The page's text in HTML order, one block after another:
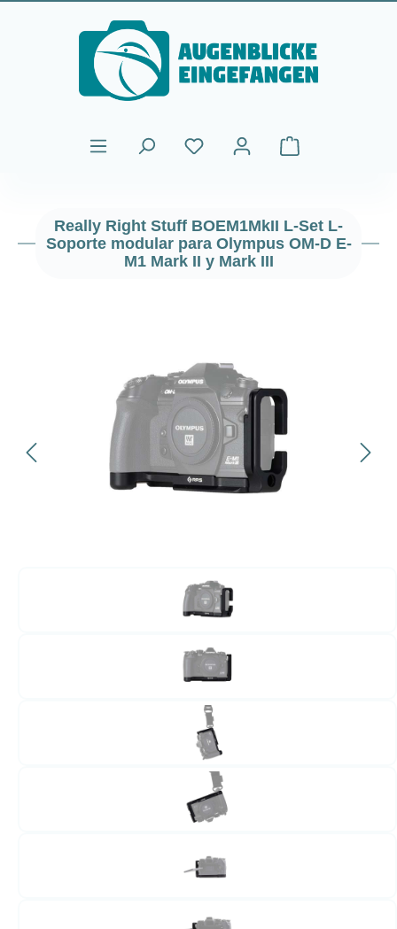
Saltar al contenido principal
El carrito de
Really Right Stuff BOEM1MkII L-Set L-
Soporte modular para Olympus OM-D E-
M1 Mark II y Mark III